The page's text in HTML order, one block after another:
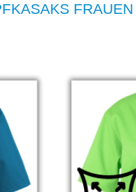
FRAUEN